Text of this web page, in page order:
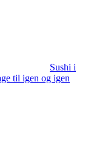
Sushi i
til igen og igen